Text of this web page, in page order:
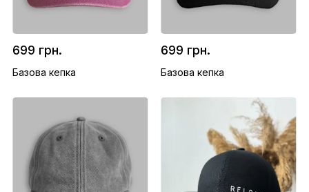
699 грн.
Базова кепка
699 грн.
Базова кепка